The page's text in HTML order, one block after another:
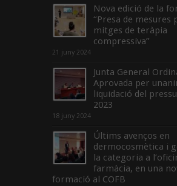
Nova edició de la
“Presa de mesures
mitges de teràpia
compressiva”
21 juny 2024
Junta General
Aprovada per
liquidació del
2023
18 juny 2024
Últims avenços en
dermocosmètica i
la categoria a
farmàcia, en una
formació al COFB